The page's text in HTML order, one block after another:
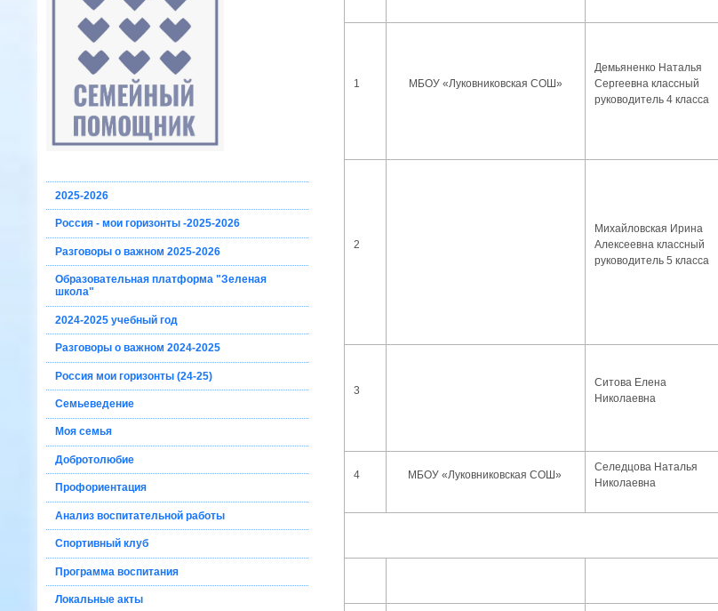
2025-2026
Россия - мои горизонты -2025-2026
Разговоры о важном 2025-2026
Образовательная платформа "Зеленая
школа"
2024-2025 учебный год
Разговоры о важном 2024-2025
Россия мои горизонты (24-25)
Семьеведение
Моя семья
Добротолюбие
Профориентация
Анализ воспитательной работы
Спортивный клуб
Программа воспитания
Локальные акты
1 МБОУ «Луковниковская СОШ»
Демьяненко Наталья
Сергеевна классный
руководитель 4 класса
2
Михайловская Ирина
Алексеевна классный
руководитель 5 класса
3
Ситова Елена
Николаевна
4 МБОУ «Луковниковская СОШ»
Селедцова Наталья
Николаевна